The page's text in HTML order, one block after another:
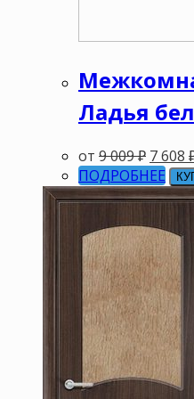
Ладья
от 9 009₽ 7 608
ПОДРОБНЕЕ